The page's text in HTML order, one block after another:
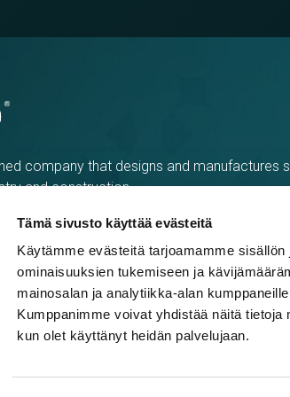
Tämä sivusto käyttää evästeitä
Käytämme evästeitä tarjoamamme
ominaisuuksien tukemiseen ja
mainosalan ja analytiikka-alan
Kumppanimme voivat yhdistää näitä tietoja
kun olet käyttänyt heidän palvelujaan.
company that designs and manufactures
and construction.